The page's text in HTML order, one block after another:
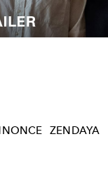
Video
ZENDAYA